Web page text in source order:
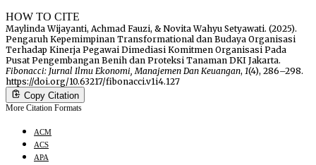
HOW TO CITE
Maylinda Wijayanti, Achmad Fauzi, & Novita Wahyu Setyawati. (2025).
Pengaruh Kepemimpinan Transformational dan Budaya Organisasi
Terhadap Kinerja Pegawai Dimediasi Komitmen Organisasi Pada
Pusat Pengembangan Benih dan Proteksi Tanaman DKI Jakarta.
Fibonacci: Jurnal Ilmu Ekonomi, Manajemen Dan Keuangan, 1(4), 286–298.
https://doi.org/10.63217/fibonacci.v1i4.127
Copy Citation
More Citation Formats
ACM
ACS
APA